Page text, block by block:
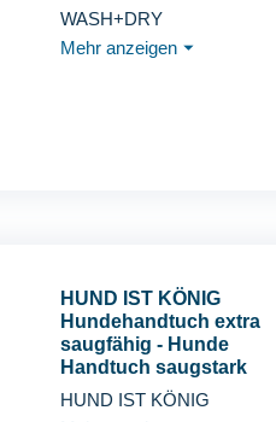
WASH+DRY
Mehr anzeigen ⏷
HUND IST KÖNIG
Hundehandtuch extra
saugfähig - Hunde
Handtuch saugstark
aus Mikrofaser mit 4
Eingriffen - Weiches XL
HUND IST KÖNIG